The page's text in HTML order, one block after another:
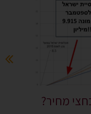
מחיר?